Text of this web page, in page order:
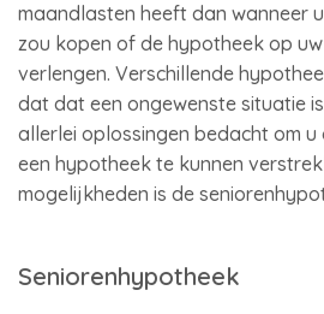
maandlasten heeft dan wanneer
zou kopen of de hypotheek op
verlengen. Verschillende
dat dat een ongewenste situatie
allerlei oplossingen bedacht om
een hypotheek te kunnen
mogelijkheden is de
Seniorenhypotheek